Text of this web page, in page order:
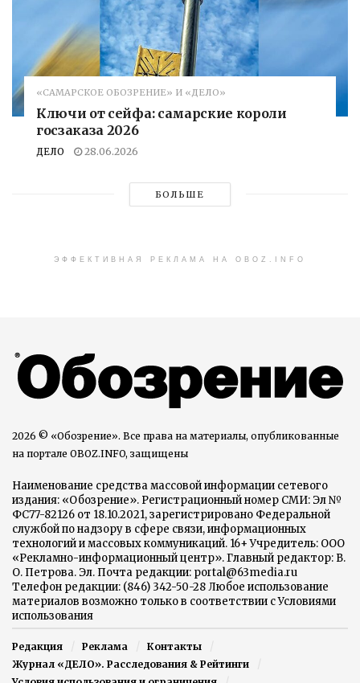
«САМАРСКОЕ ОБОЗРЕНИЕ» И «ДЕЛО»
Ключи от сейфа: самарские короли
госзаказа 2026
ДЕЛО 28.06.2026
БОЛЬШЕ
ЭФФЕКТИВНАЯ РЕКЛАМА НА OBOZ.INFO
2026 © «Обозрение». Все права на материалы, опубликованные
на портале OBOZ.INFO, защищены
Наименование средства массовой информации сетевого
издания: «Обозрение». Регистрационный номер СМИ: Эл №
ФС77-82126 от 18.10.2021, зарегистрировано Федеральной
службой по надзору в сфере связи, информационных
технологий и массовых коммуникаций. 16+ Учредитель: ООО
«Рекламно-информационный центр». Главный редактор: В.
О. Петрова. Эл. Почта редакции: portal@63media.ru
Телефон редакции: (846) 342-50-28 Любое использование
материалов возможно только в соответствии с Условиями
использования
Редакция Реклама
Контакты
Журнал «ДЕЛО». Расследования & Рейтинги